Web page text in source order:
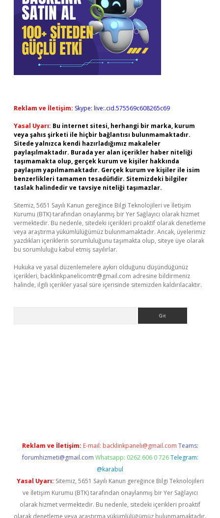
Reklam ve İletişim: Skype: live:.cid.575569c608265c69
Yasal Uyarı: Bu internet sitesi, herhangi bir marka, kurum
veya şahıs şirketi ile hiçbir bağlantısı bulunmamaktadır.
Sitede yalnızca kendi hazırladığımız makaleler
paylaşılmaktadır. Burada yer alan içerikler haber niteliği
taşımamakta olup, gerçek kurum ve kişiler hakkında
paylaşım yapılmamaktadır. Gerçek kurum ve kişiler ile isim
benzerlikleri tamamen tesadüfidir. Sitemizdeki bilgiler
taslak halindedir ve tavsiye niteliği taşımazlar.
Sitemiz, 5651 Sayılı Kanun gereğince Bilgi Teknolojileri ve İletişim
Kurumu (BTK) tarafından onaylanmış bir Yer Sağlayıcı olarak hizmet
vermektedir. Bu nedenle, sitedeki içerikleri proaktif olarak denetleme
veya araştırma yükümlülüğümüz bulunmamaktadır. Ancak, üyelerimiz
yazdıkları içeriklerin sorumluluğunu taşımakta olup, siteye üye olarak
bu sorumluluğu kabul etmiş sayılırlar.
Hukuka ve yasal düzenlemelere aykırı olduğunu düşündüğünüz
içerikleri, backlinkpanelicomtr@gmail.com adresine bildirmeniz
halinde, ilgili içerikler yasal süre içerisinde sitemizden kaldırılacaktır.
Reklam ve İletişim: E-mail: backlinkpaneli@gmail.com Teams:
forumhizmeti@gmail.com Whatsapp: 0262 606 0 726 Telegram:
@karabul
Yasal Uyarı: Sitemiz, 5651 Sayılı Kanun gereğince Bilgi Teknolojileri
ve İletişim Kurumu (BTK) tarafından onaylanmış bir Yer Sağlayıcı
olarak hizmet vermektedir. Bu nedenle, sitedeki içerikleri proaktif
olarak denetleme veya araştırma yükümlülüğümüz bulunmamaktadır.